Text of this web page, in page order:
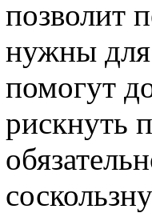
позволит
нужны для
помогут
рискнуть